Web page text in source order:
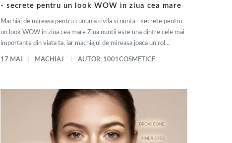
- secrete pentru un look WOW in ziua cea mare
Machiaj de mireasa pentru cununia civila si nunta - secrete pentru
un look WOW in ziua cea mare Ziua nuntii este una dintre cele mai
importante din viata ta, iar machiajul de mireasa joaca un rol...
17 MAI MACHIAJ AUTOR: 1001COSMETICE